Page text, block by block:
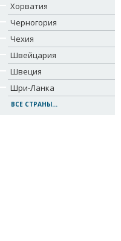
Хорватия
Черногория
Чехия
Швейцария
Швеция
Шри-Ланка
ВСЕ СТРАНЫ...